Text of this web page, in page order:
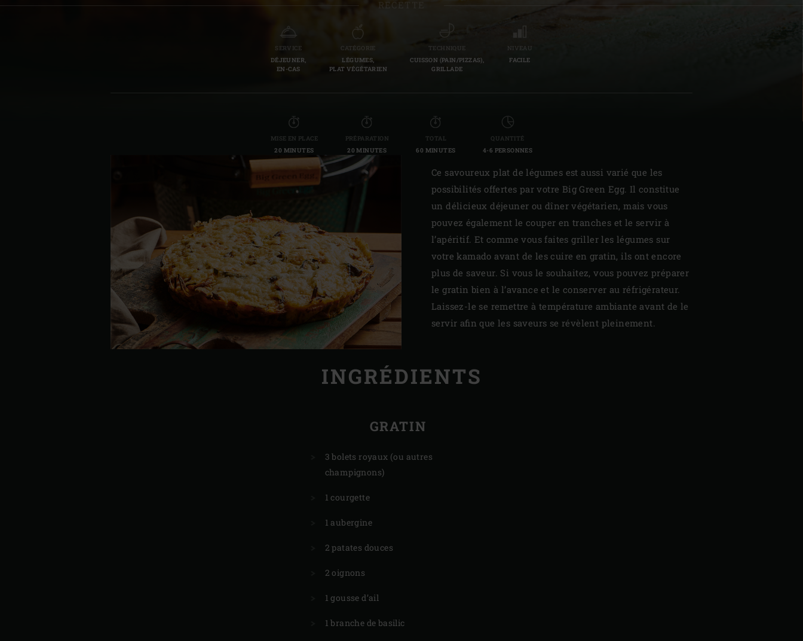
France | France
Hungary | Magyarország
Slovenia | Slovenija
Spain | España
Sweden | Sverige
Switzerland (French) | Schweiz (Français)
Switzerland | Schweiz
RECETTE
SERVICE
DÉJEUNER,
EN-CAS
CATÉGORIE
LÉGUMES,
PLAT VÉGÉTARIEN
TECHNIQUE
CUISSON (PAIN/PIZZAS),
GRILLADE
NIVEAU
FACILE
MISE EN PLACE
20 MINUTES
PRÉPARATION
20 MINUTES
TOTAL
60 MINUTES
QUANTITÉ
4-6 PERSONNES
Ce savoureux plat de légumes est aussi varié que les
possibilités offertes par votre Big Green Egg. Il constitue
un délicieux déjeuner ou dîner végétarien, mais vous
pouvez également le couper en tranches et le servir à
l’apéritif. Et comme vous faites griller les légumes sur
votre kamado avant de les cuire en gratin, ils ont encore
plus de saveur. Si vous le souhaitez, vous pouvez préparer
le gratin bien à l’avance et le conserver au réfrigérateur.
Laissez-le se remettre à température ambiante avant de le
servir afin que les saveurs se révèlent pleinement.
INGRÉDIENTS
GRATIN
3 bolets royaux (ou autres
champignons)
1 courgette
1 aubergine
2 patates douces
2 oignons
1 gousse d’ail
1 branche de basilic